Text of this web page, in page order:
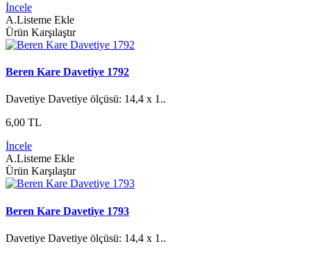
İncele
A.Listeme Ekle
Ürün Karşılaştır
Beren Kare Davetiye 1792
Davetiye Davetiye ölçüsü: 14,4 x 1..
6,00 TL
İncele
A.Listeme Ekle
Ürün Karşılaştır
Beren Kare Davetiye 1793
Davetiye Davetiye ölçüsü: 14,4 x 1..